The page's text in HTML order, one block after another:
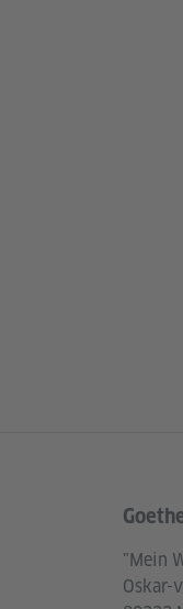
Service- und
"Mein
Oskar-